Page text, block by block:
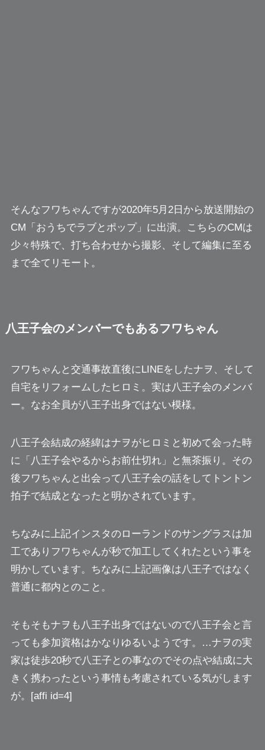
そんなフワちゃんですが2020年5月2日から放送開始の
CM「おうちでラブとポップ」に出演。こちらのCMは
少々特殊で、打ち合わせから撮影、そして編集に至る
まで全てリモート。
八王子会のメンバーでもあるフワちゃん
フワちゃんと交通事故直後にLINEをしたナヲ、そして
自宅をリフォームしたヒロミ。実は八王子会のメンバ
ー。 なお全員が八王子出身ではない模様。
八王子会結成の経緯はナヲがヒロミと初めて会った時
に「八王子会やるからお前仕切れ」と無茶振り。その
後フワちゃんと出会って八王子会の話をしてトントン
拍子で結成となったと明かされています。
ちなみに上記インスタのローランドのサングラスは加
工でありフワちゃんが秒で加工してくれたという事を
明かしています。ちなみに上記画像は八王子ではなく
普通に都内とのこと。
そもそもナヲも八王子出身ではないので八王子会と言
っても参加資格はかなりゆるいようです。
…ナヲの実
家は徒歩20秒で八王子 との事なのでその点や結成に大
きく携わったという事情も考慮されている気がします
が。[affi id=4]